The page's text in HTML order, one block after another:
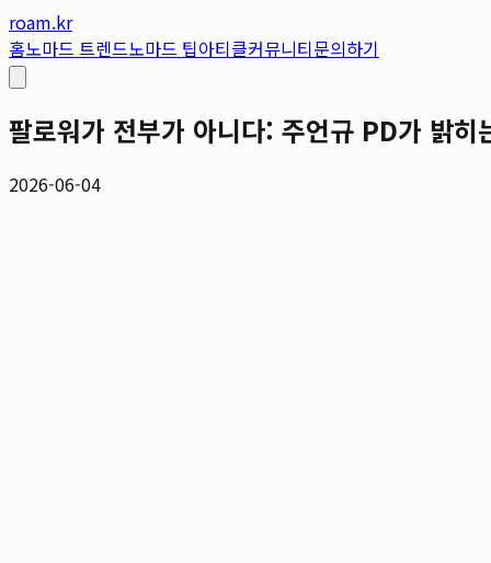
roam.kr
홈노마드 트렌드노마드 팁아티클커뮤니티문의하기
팔로워가 전부가 아니다: 주언규 PD가 밝히
2026-06-04